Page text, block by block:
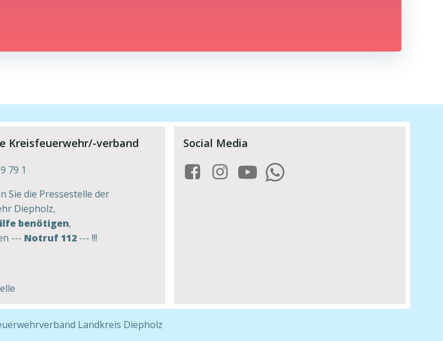
Kreisfeuerwehr/-verband
79 1
Sie die Pressestelle der
Diepholz,
benötigen,
--- Notruf 112--- !!!
Social Media
Landkreis Diepholz